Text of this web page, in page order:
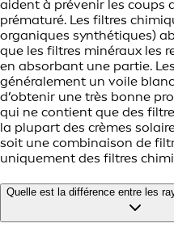
aident à prévenir les coups
prématuré. Les filtres
organiques synthétiques)
que les filtres minéraux les
en absorbant une partie.
généralement un voile
d’obtenir une très bonne
qui ne contient que des
la plupart des crèmes
soit une combinaison de
uniquement des filtres
Quelle est la différence entre les